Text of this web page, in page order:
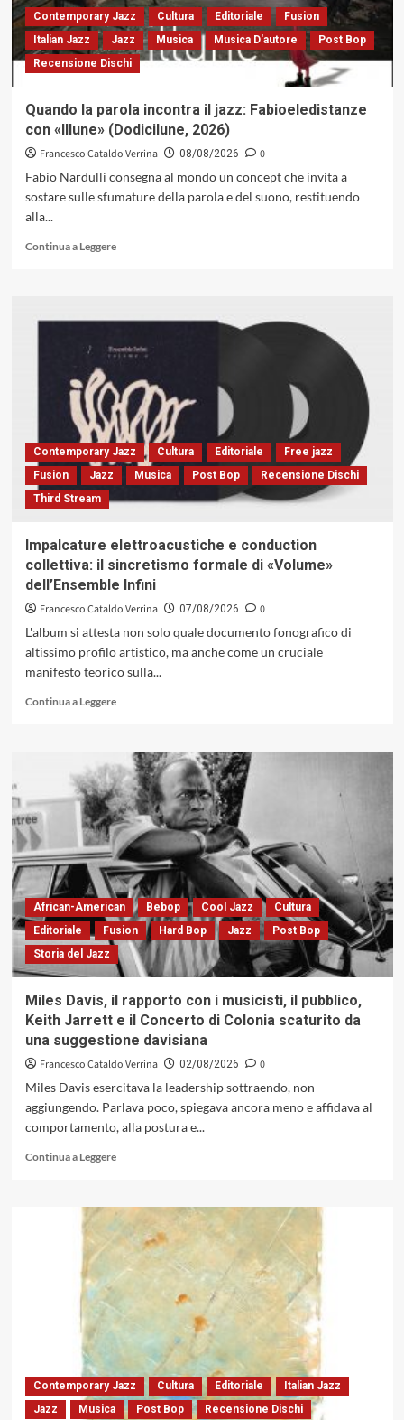
Contemporary Jazz Cultura Editoriale
Fusion
Italian Jazz
Jazz Musica Musica D'autore
Post Bop
Recensione Dischi
Quando la parola incontra il jazz: Fabioeledistanze
con «Illune» (Dodicilune, 2026)
Francesco Cataldo Verrina 08/08/2026
0
Fabio Nardulli consegna al mondo un concept che invita a
sostare sulle sfumature della parola e del suono, restituendo
alla...
Continua a LeggereLeggi
parola
jazz:
Fabioeledistanze
con
«Illune»
(Dodicilune,
2026)
Contemporary Jazz Cultura Editoriale
Free jazz
Fusion
Jazz Musica Post Bop
Recensione Dischi
Third Stream
Impalcature elettroacustiche e conduction
collettiva: il sincretismo formale di «Volume»
dell’Ensemble Infini
Francesco Cataldo Verrina 07/08/2026
0
L'album si attesta non solo quale documento fonografico di
altissimo profilo artistico, ma anche come un cruciale
manifesto teorico sulla...
Continua a LeggereLeggi
Impalcature
elettroacustiche
e
conduction
collettiva:
il
sincretismo
formale
di
«Volume»
dell’Ensemble
Infini
African-American Bebop Cool Jazz
Cultura
Editoriale
Fusion Hard Bop Jazz
Post Bop
Storia del Jazz
Miles Davis, il rapporto con i musicisti, il pubblico,
Keith Jarrett e il Concerto di Colonia scaturito da
una suggestione davisiana
Francesco Cataldo Verrina 02/08/2026
0
Miles Davis esercitava la leadership sottraendo, non
aggiungendo. Parlava poco, spiegava ancora meno e affidava al
comportamento, alla postura e...
Continua a LeggereLeggi
su
Miles
Davis,
rapporto
i
musicisti,
pubblico,
Keith
Jarrett
e
Contemporary Jazz Cultura Editoriale
Italian Jazz
Jazz
Musica Post Bop Recensione Dischi